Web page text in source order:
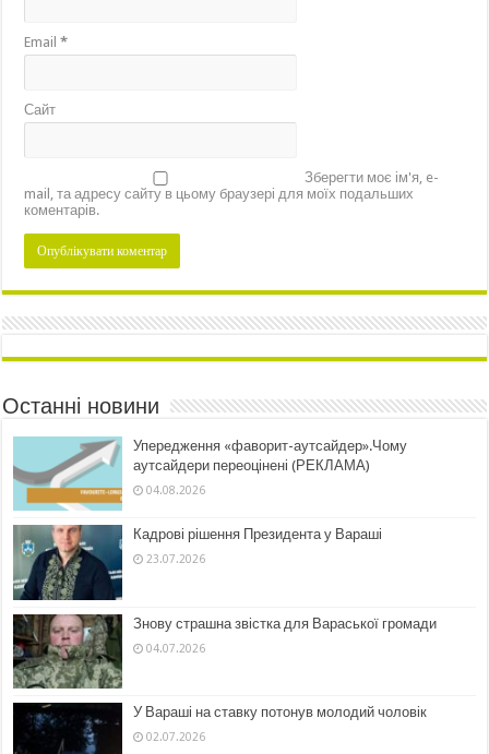
Email*
Сайт
Зберегти моє ім'я, e-
mail, та адресу сайту в цьому браузері для моїх подальших
коментарів.
Останні новини
Упередження «фаворит-аутсайдер».Чому
аутсайдери переоцінені (РЕКЛАМА)
04.08.2026
Кадрові рішення Президента у Вараші
23.07.2026
Знову страшна звістка для Вараської громади
04.07.2026
У Вараші на ставку потонув молодий чоловік
02.07.2026